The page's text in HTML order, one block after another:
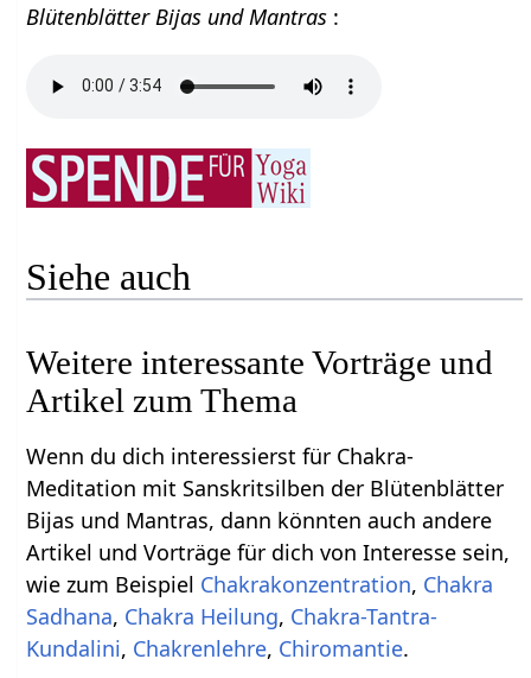
Blütenblätter Bijas und Mantras :
Siehe auch
Weitere interessante Vorträge und
Artikel zum Thema
Wenn du dich interessierst für Chakra-
Meditation mit Sanskritsilben der Blütenblätter
Bijas und Mantras, dann könnten auch andere
Artikel und Vorträge für dich von Interesse sein,
wie zum Beispiel Chakrakonzentration, Chakra
Sadhana, Chakra Heilung, Chakra-Tantra-
Kundalini, Chakrenlehre, Chiromantie.